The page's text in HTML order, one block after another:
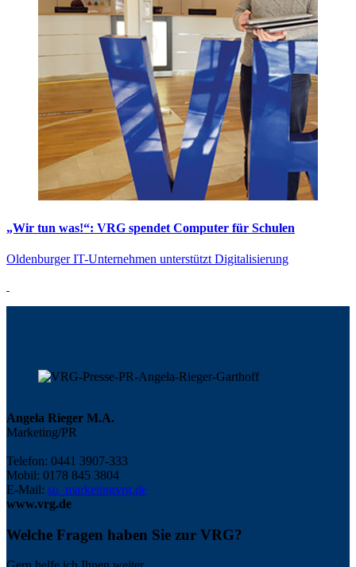
„Wir tun was!“: VRG spendet Computer für Schulen
Oldenburger IT-Unternehmen unterstützt Digitalisierung
Angela Rieger M.A.
Marketing/PR
Telefon: 0441 3907-333
Mobil: 0178 845 3804
E-Mail: su_marketingvrg.de
www.vrg.de
Welche Fragen haben Sie zur VRG?